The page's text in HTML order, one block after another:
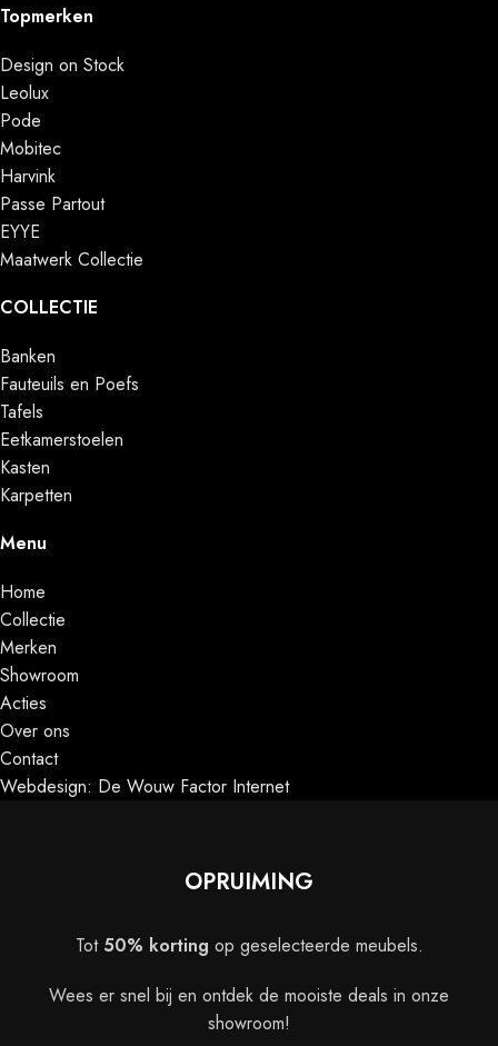
Topmerken
Design on Stock
Leolux
Pode
Mobitec
Harvink
Passe Partout
EYYE
Maatwerk Collectie
COLLECTIE
Banken
Fauteuils en Poefs
Tafels
Eetkamerstoelen
Kasten
Karpetten
Menu
Home
Collectie
Merken
Showroom
Acties
Over ons
Contact
Webdesign: De Wouw Factor Internet
OPRUIMING
Tot 50% korting op geselecteerde meubels.
Wees er snel bij en ontdek de mooiste deals in onze
showroom!